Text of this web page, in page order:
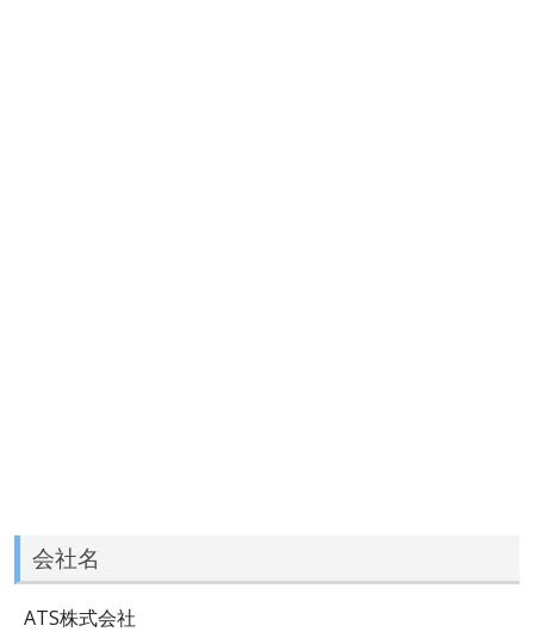
会社名
ATS株式会社